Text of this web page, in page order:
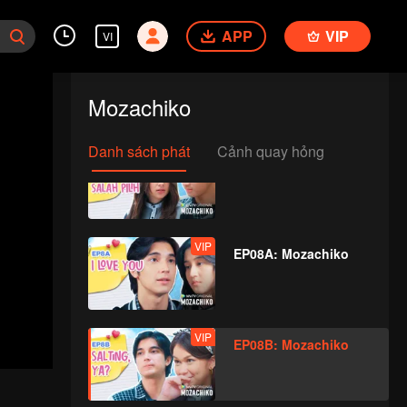
VI APP VIP
Mozachiko
Danh sách phát Cảnh quay hỏng
EP07B: Mozachiko
VIP EP08A: Mozachiko
VIP EP08B: Mozachiko